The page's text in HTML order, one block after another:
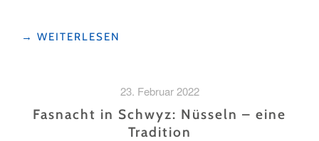
"LUZERNER
BÄRIBROMMER
→ WEITERLESEN
23. Februar 2022
Fasnacht in Schwyz: Nüsseln – eine
Tradition